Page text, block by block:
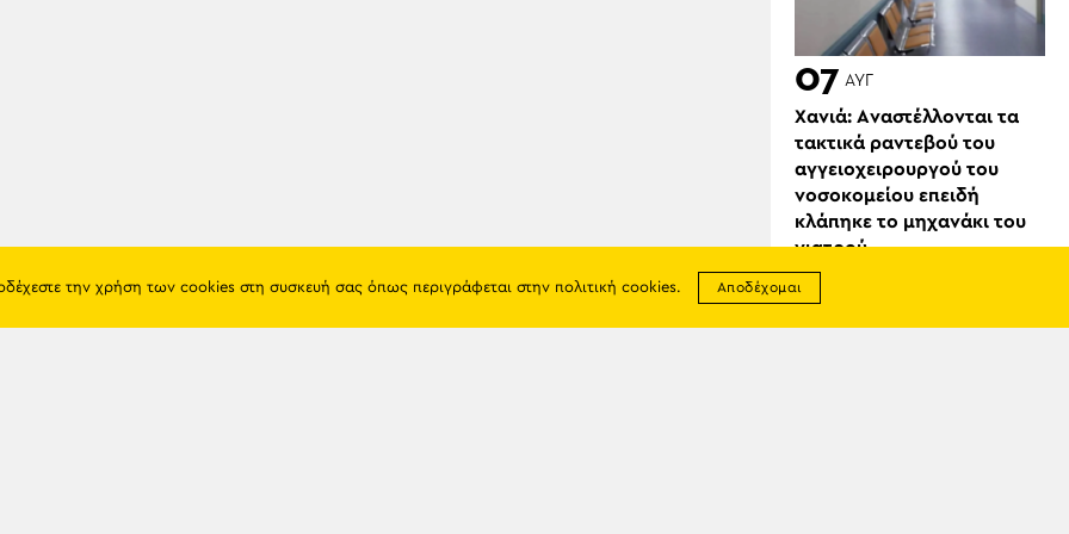
07 ΑΥΓ
Χανιά: Aναστέλλονται τα
τακτικά ραντεβού του
αγγειοχειρουργού του
νοσοκομείου επειδή
κλάπηκε το μηχανάκι του
γιατρού
την χρήση των cookies στη συσκευή σας όπως περιγράφεται στην πολιτική cookies. Αποδέχομαι